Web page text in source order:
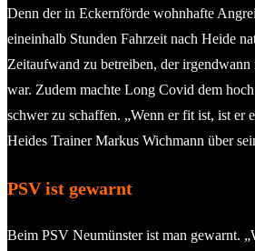
Denn der in Eckernförde wohnhafte
eineinhalb Stunden Fahrzeit nach Heide
Zeitaufwand zu betreiben, der irgendwann
war. Zudem machte Long Covid dem
schwer zu schaffen. „Wenn er fit ist, ist er
Heides Trainer Markus Wichmann über
PSV ist gewarnt
Beim PSV Neumünster ist man gewarnt.